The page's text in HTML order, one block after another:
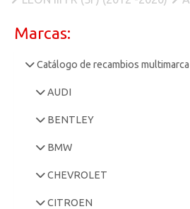
Marcas:
Catálogo de recambios multimarca
AUDI
BENTLEY
BMW
CHEVROLET
CITROEN